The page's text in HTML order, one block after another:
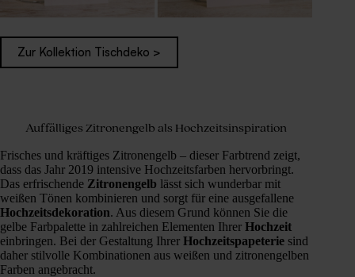
Zur Kollektion Tischdeko >
Auffälliges Zitronengelb als Hochzeitsinspiration
Frisches und kräftiges Zitronengelb – dieser Farbtrend zeigt,
dass das Jahr 2019 intensive Hochzeitsfarben hervorbringt.
Das erfrischende Zitronengelb lässt sich wunderbar mit
weißen Tönen kombinieren und sorgt für eine ausgefallene
Hochzeitsdekoration. Aus diesem Grund können Sie die
gelbe Farbpalette in zahlreichen Elementen Ihrer Hochzeit
einbringen. Bei der Gestaltung Ihrer Hochzeitspapeterie sind
daher stilvolle Kombinationen aus weißen und zitronengelben
Farben angebracht.